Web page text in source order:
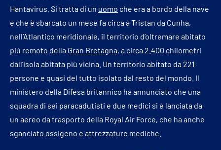
Hantavirus. Si tratta di un uomo che era a bordo della nave
e che è sbarcato un mese fa circa a Tristan da Cunha,
nell’Atlantico meridionale, il territorio d’oltremare abitato
più remoto della Gran Bretagna, a circa 2.400 chilometri
dall’isola abitata più vicina. Un territorio abitato da 221
persone e quasi del tutto isolato dal resto del mondo. Il
ministero della Difesa britannico ha annunciato che una
squadra di sei paracadutisti e due medici si è lanciata da
un aereo da trasporto della Royal Air Force, che ha anche
sganciato ossigeno e attrezzature mediche.